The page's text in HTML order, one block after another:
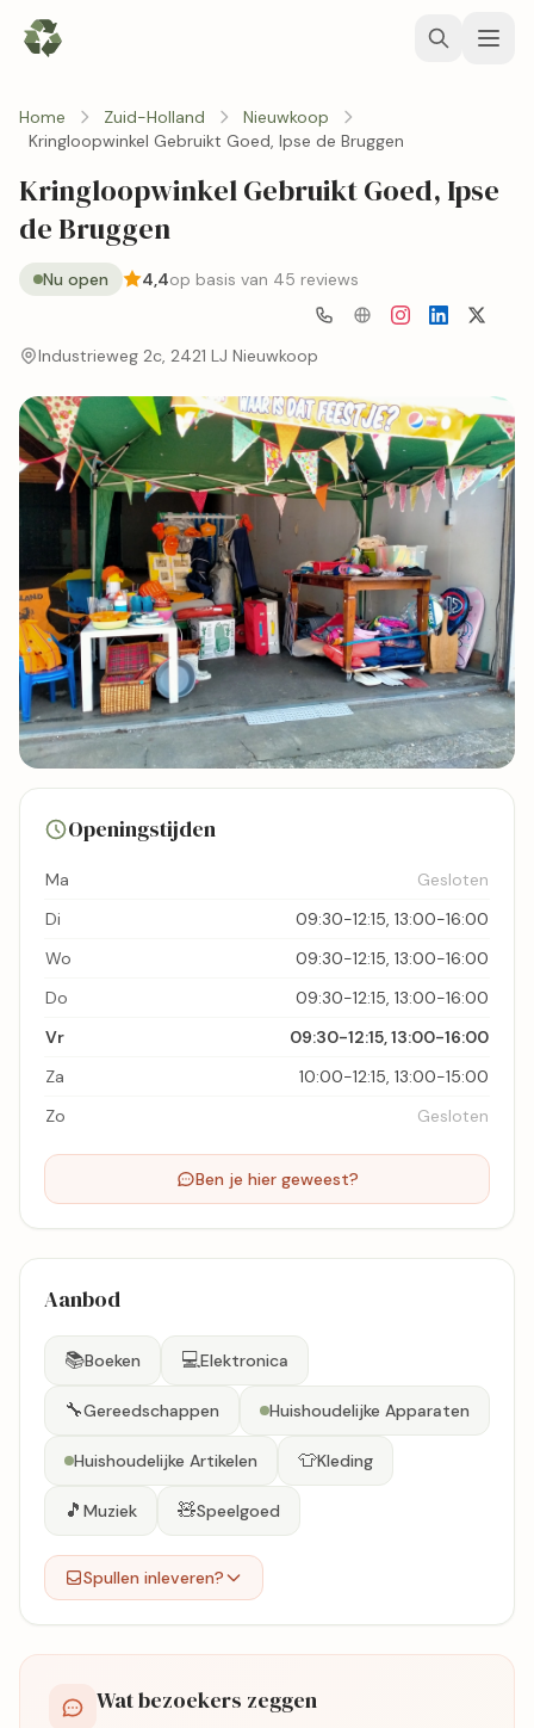
Home Zuid-Holland
Nieuwkoop
Kringloopwinkel Gebruikt Goed, Ipse de Bruggen
Kringloopwinkel Gebruikt Goed, Ipse
de Bruggen
Nu open 4,4op basis van 45 reviews
Industrieweg 2c, 2421 LJ Nieuwkoop
Bekijk kaart
Openingstijden
Ma
Gesloten
Di
09:30-12:15, 13:00-16:00
Wo
09:30-12:15, 13:00-16:00
Do
09:30-12:15, 13:00-16:00
Vr
09:30-12:15, 13:00-16:00
Za
10:00-12:15, 13:00-15:00
Zo
Gesloten
Ben je hier geweest?
Aanbod
📚Boeken 💻Elektronica
🔧Gereedschappen Huishoudelijke Apparaten
Huishoudelijke Artikelen 👕Kleding
🎵 Muziek 🧸Speelgoed
Spullen inleveren?
Wat bezoekers zeggen